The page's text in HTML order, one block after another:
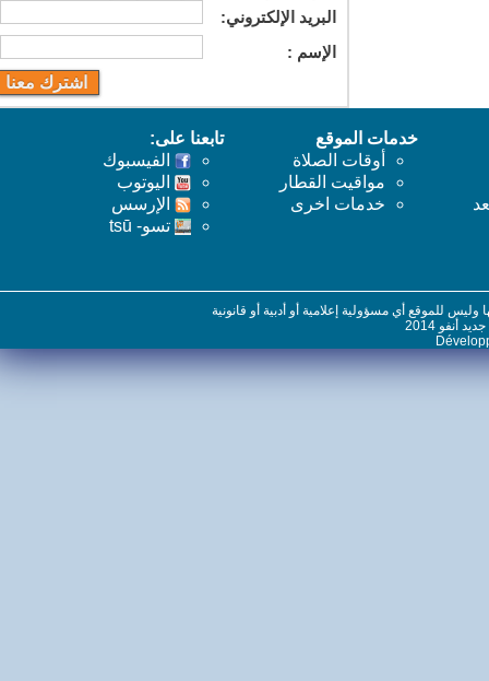
البريد اﻹلكتروني:
اﻹسم :
خدمات الموقع
أوقات الصلاة
مواقيت القطار
خدمات اخرى
تابعنا على:
الفيسبوك
اليوتوب
اﻹرسس
تسو- tsū
للموقع أي مسؤولية إعلامية أو أدبية أو قانونية
2014